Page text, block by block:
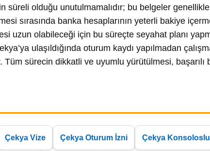
süreli olduğu unutulmamalıdır; bu belgeler
sırasında banka hesaplarının yeterli bakiye
uzun olabileceği için bu süreçte seyahat planı
ulaşıldığında oturum kaydı yapılmadan
Tüm sürecin dikkatli ve uyumlu yürütülmesi, başarılı
Çekya Vize Çekya Oturum İzni Çekya